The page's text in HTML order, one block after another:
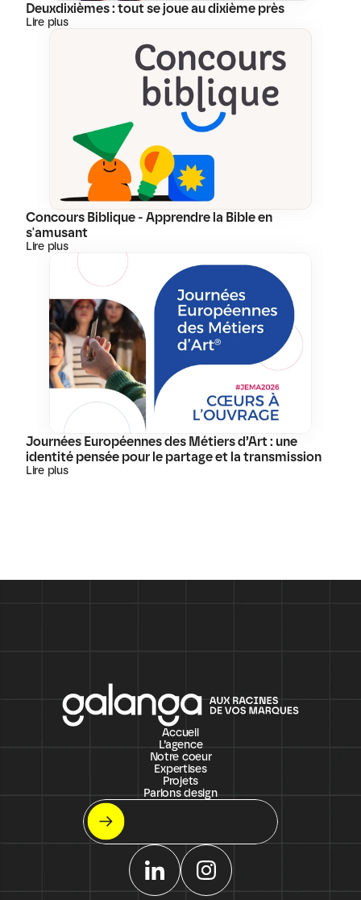
Deuxdixièmes : tout se joue au dixième près
Lire plus
Concours Biblique - Apprendre la Bible en
s'amusant
Lire plus
Journées Européennes des Métiers d’Art : une
identité pensée pour le partage et la transmission
Lire plus
Accueil
L’agence
Notre coeur
Expertises
Projets
Parlons design
On s'appelle ?
Let's meet !